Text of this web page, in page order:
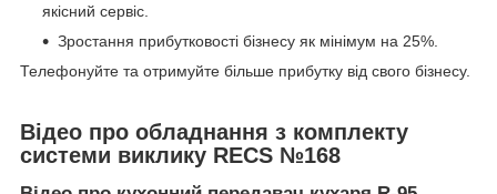
якісний сервіс.
Зростання прибутковості бізнесу як мінімум на 25%.
Телефонуйте та отримуйте більше прибутку від свого бізнесу.
Відео про обладнання з комплекту
системи виклику RECS №168